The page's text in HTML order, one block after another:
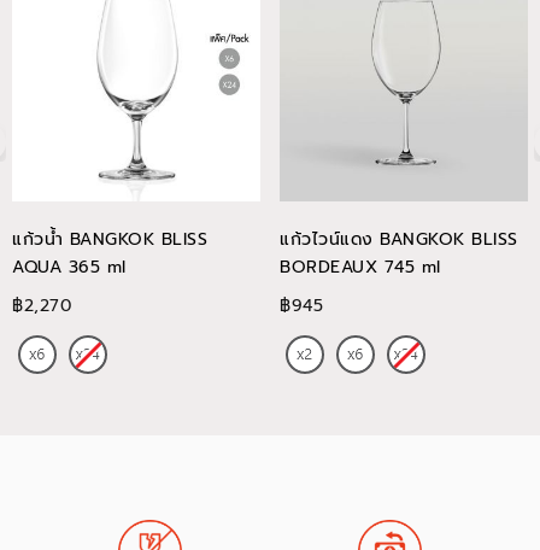
แก้วน้ำ BANGKOK BLISS
AQUA 365 ml
฿2,270
แก้วไวน์แดง BANGKOK BLISS
BORDEAUX 745 ml
฿945